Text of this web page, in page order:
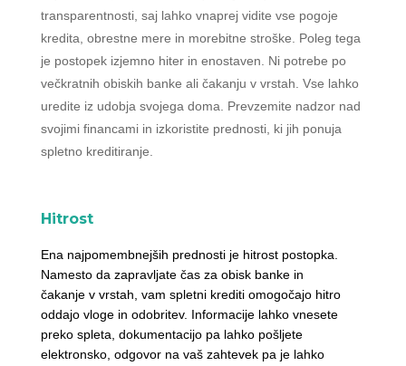
transparentnosti, saj lahko vnaprej vidite vse pogoje
kredita, obrestne mere in morebitne stroške. Poleg tega
je postopek izjemno hiter in enostaven. Ni potrebe po
večkratnih obiskih banke ali čakanju v vrstah. Vse lahko
uredite iz udobja svojega doma. Prevzemite nadzor nad
svojimi financami in izkoristite prednosti, ki jih ponuja
spletno kreditiranje.
Hitrost
Ena najpomembnejših prednosti je hitrost postopka.
Namesto da zapravljate čas za obisk banke in
čakanje v vrstah, vam spletni krediti omogočajo hitro
oddajo vloge in odobritev. Informacije lahko vnesete
preko spleta, dokumentacijo pa lahko pošljete
elektronsko, odgovor na vaš zahtevek pa je lahko